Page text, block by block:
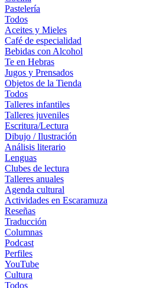
Pastelería
Todos
Aceites y Mieles
Café de especialidad
Bebidas con Alcohol
Te en Hebras
Jugos y Prensados
Objetos de la Tienda
Todos
Talleres infantiles
Talleres juveniles
Escritura/Lectura
Dibujo / Ilustración
Análisis literario
Lenguas
Clubes de lectura
Talleres anuales
Agenda cultural
Actividades en Escaramuza
Reseñas
Traducción
Columnas
Podcast
Perfiles
YouTube
Cultura
Todos